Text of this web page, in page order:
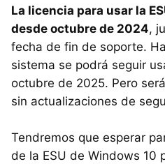
La licencia para usar la
desde octubre de 2024,
fecha de fin de soporte.
sistema se podrá seguir
octubre de 2025. Pero
sin actualizaciones de
Tendremos que esperar
de la ESU de Windows 10